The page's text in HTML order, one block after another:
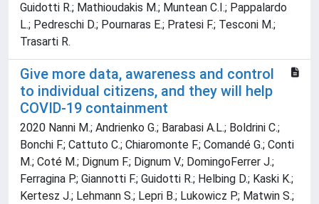
Guidotti R.; Mathioudakis M.; Muntean C.I.; Pappalardo
L.; Pedreschi D.; Pournaras E.; Pratesi F.; Tesconi M.;
Trasarti R.
Give more data, awareness and control
to individual citizens, and they will help
COVID-19 containment
2020 Nanni M.; Andrienko G.; Barabasi A.L.; Boldrini C.;
Bonchi F.; Cattuto C.; Chiaromonte F.; Comandé G.; Conti
M.; Coté M.; Dignum F.; Dignum V.; DomingoFerrer J.;
Ferragina P.; Giannotti F.; Guidotti R.; Helbing D.; Kaski K.;
Kertesz J.; Lehmann S.; Lepri B.; Lukowicz P.; Matwin S.;